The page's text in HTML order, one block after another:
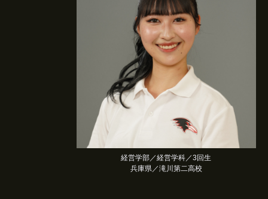
経営学部／経営学科／3回生
兵庫県／滝川第二高校